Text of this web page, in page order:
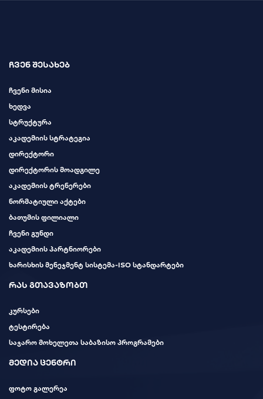
ჩვენ შესახებ
ჩვენი მისია
ხედვა
სტრუქტურა
აკადემიის სტრატეგია
დირექტორი
დირექტორის მოადგილე
აკადემიის ტრენერები
ნორმატიული აქტები
ბათუმის ფილიალი
ჩვენი გუნდი
აკადემიის პარტნიორები
ხარისხის მენეჯმენტ სისტემა-ISO სტანდარტები
რას გთავაზობთ
კურსები
ტესტირება
საჯარო მოხელეთა საბაზისო პროგრამები
მედია ცენტრი
ფოტო გალერეა